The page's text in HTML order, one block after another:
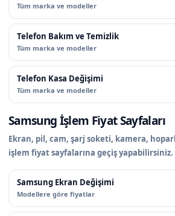
Tüm marka ve modeller
Telefon Bakım ve Temizlik
Tüm marka ve modeller
Telefon Kasa Değişimi
Tüm marka ve modeller
Samsung İşlem Fiyat Sayfaları
Ekran, pil, cam, şarj soketi, kamera,
işlem fiyat sayfalarına geçiş yapabilirsiniz.
Samsung Ekran Değişimi
Modellere göre fiyatlar